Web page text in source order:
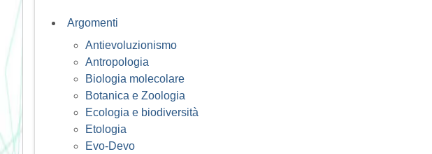
Argomenti
Antievoluzionismo
Antropologia
Biologia molecolare
Botanica e Zoologia
Ecologia e biodiversità
Etologia
Evo-Devo